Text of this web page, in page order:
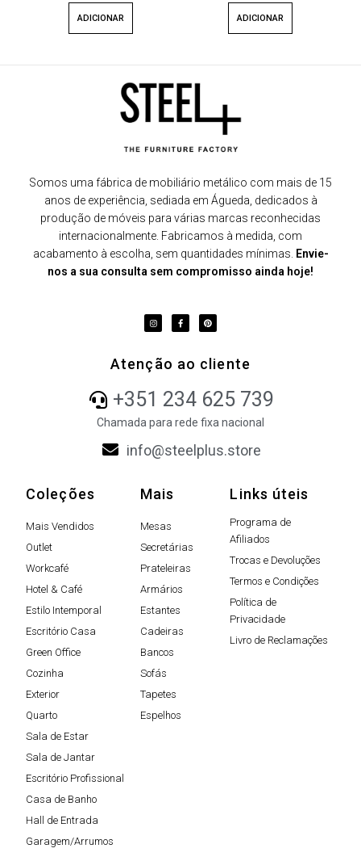
ADICIONAR ADICIONAR
Somos uma fábrica de mobiliário metálico com mais de 15
anos de experiência, sediada em Águeda, dedicados à
produção de móveis para várias marcas reconhecidas
internacionalmente. Fabricamos à medida, com
acabamento à escolha, sem quantidades mínimas. Envie-
nos a sua consulta sem compromisso ainda hoje!
Atenção ao cliente
+351 234 625 739
Chamada para rede fixa nacional
info@steelplus.store
Coleções
Mais Vendidos
Outlet
Workcafé
Hotel & Café
Estilo Intemporal
Escritório Casa
Green Office
Cozinha
Exterior
Quarto
Sala de Estar
Sala de Jantar
Escritório Profissional
Casa de Banho
Hall de Entrada
Garagem/Arrumos
Mais
Mesas
Secretárias
Prateleiras
Armários
Estantes
Cadeiras
Bancos
Sofás
Tapetes
Espelhos
Links úteis
Programa de
Afiliados
Trocas e Devoluções
Termos e Condições
Política de
Privacidade
Livro de Reclamações